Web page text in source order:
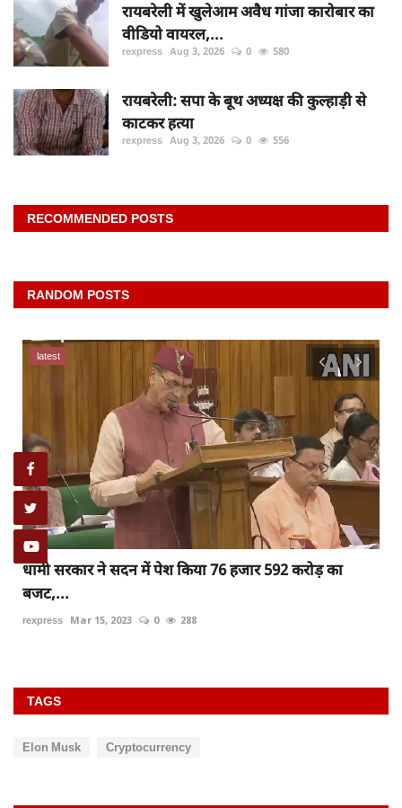
रायबरेली में खुलेआम अवैध गांजा कारोबार का
वीडियो वायरल,...
rexpress Aug 3, 2026 0 580
रायबरेली: सपा के बूथ अध्यक्ष की कुल्हाड़ी से
काटकर हत्या
rexpress Aug 3, 2026 0 556
RECOMMENDED POSTS
RANDOM POSTS
latest
Raibareli-ट्रेन से कटकर युवक की मौत
rexpress
TAGS
Elon Musk Cryptocurrency